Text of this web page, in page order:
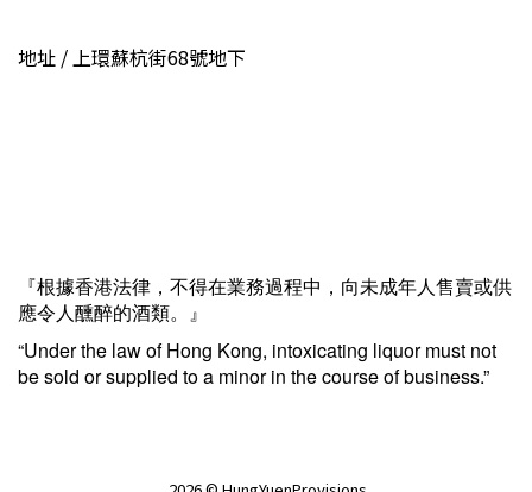
地址 / 上環蘇杭街68號地下
『根據香港法律，不得在業務過程中，向未成年人售賣或供
應令人醺醉的酒類。』
“Under the law of Hong Kong, intoxicating liquor must not
be sold or supplied to a minor in the course of business.”